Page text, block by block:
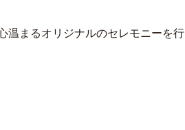
温まるオリジナルのセレモニーを行